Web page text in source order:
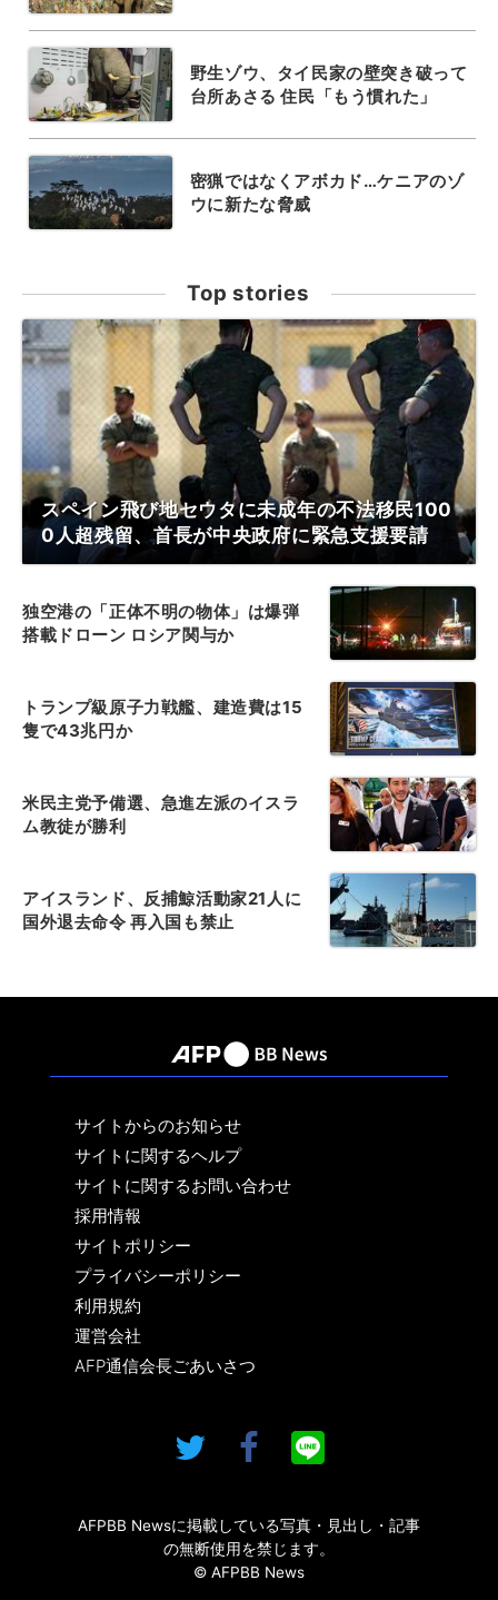
野生ゾウ、タイ民家の壁突き破って
台所あさる 住民「もう慣れた」
密猟ではなくアボカド…ケニアのゾ
ウに新たな脅威
Top stories
スペイン飛び地セウタに未成年の不法移民100
0人超残留、首長が中央政府に緊急支援要請
独空港の「正体不明の物体」は爆弾
搭載ドローン ロシア関与か
トランプ級原子力戦艦、建造費は15
隻で43兆円か
米民主党予備選、急進左派のイスラ
ム教徒が勝利
アイスランド、反捕鯨活動家21人に
国外退去命令 再入国も禁止
サイトからのお知らせ
サイトに関するヘルプ
サイトに関するお問い合わせ
採用情報
サイトポリシー
プライバシーポリシー
利用規約
運営会社
AFP通信会長ごあいさつ
AFPBB Newsに掲載している写真・見出し・記事
の無断使用を禁じます。
© AFPBB News